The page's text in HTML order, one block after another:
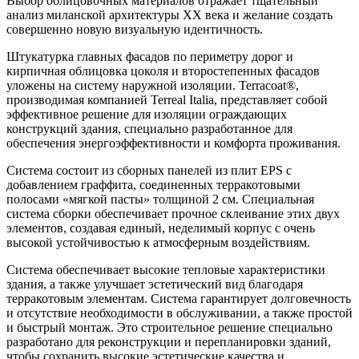
анализ миланской архитектуры XX века и желание создать
совершенно новую визуальную идентичность.
Штукатурка главных фасадов по периметру дорог и
кирпичная облицовка цоколя и второстепенных фасадов
уложены на систему наружной изоляции. Terracoat®,
производимая компанией Terreal Italia, представляет собой
эффективное решение для изоляции ограждающих
конструкций здания, специально разработанное для
обеспечения энергоэффективности и комфорта проживания.
Система состоит из сборных панелей из плит EPS с
добавлением граффита, соединенных терракотовыми
полосами «мягкой пасты» толщиной 2 см. Специальная
система сборки обеспечивает прочное склеивание этих двух
элементов, создавая единый, неделимый корпус с очень
высокой устойчивостью к атмосферным воздействиям.
Система обеспечивает высокие тепловые характеристики
здания, а также улучшает эстетический вид благодаря
терракотовым элементам. Система гарантирует долговечность
и отсутствие необходимости в обслуживании, а также простой
и быстрый монтаж. Это строительное решение специально
разработано для реконструкции и перепланировки зданий,